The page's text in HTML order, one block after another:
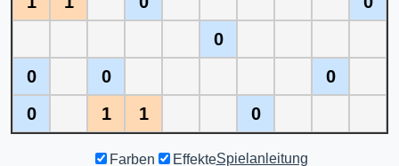
0
0
0
0
0
1 1 0
Farben EffekteSpielanleitung